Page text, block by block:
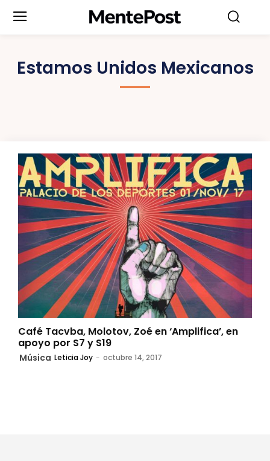
Estamos Unidos Mexicanos
Café Tacvba, Molotov, Zoé en ‘Amplifica’, en
apoyo por S7 y S19
Música Leticia Joy - octubre 14, 2017